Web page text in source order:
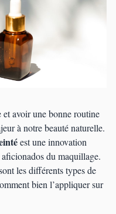
avoir une bonne routine
à notre beauté naturelle.
est une innovation
du maquillage.
les différents types de
bien l’appliquer sur